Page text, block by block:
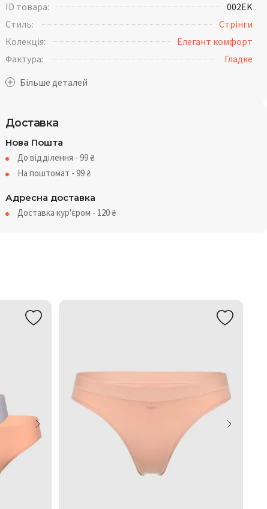
ID товара:
002EK
Стиль:
Стрінги
Колекція:
Елегант комфорт
Фактура:
Гладке
Доставка
Нова Пошта
До відділення - 99₴
На поштомат - 99₴
Адресна доставка
Доставка кур'єром - 120₴